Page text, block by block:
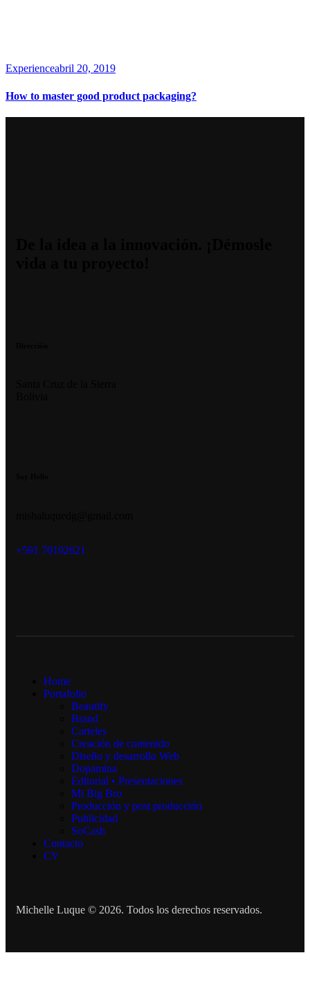
Experienceabril 20, 2019
How to master good product packaging?
+591 70192621
Home
Portafolio
Beautify
Brand
Carteles
Creación de contenido
Diseño y desarrollo Web
Dopamina
Editorial • Presentaciones
Mi Big Bro
Producción y post producción
Publicidad
SoCash
Contacto
CV
Michelle Luque © 2026. Todos los derechos reservados.